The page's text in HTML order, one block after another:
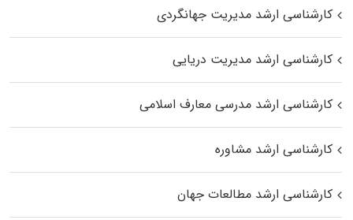
کارشناسی ارشد مدیریت جهانگردی
کارشناسی ارشد مدیریت دریایی
کارشناسی ارشد مدرسی معارف اسلامی
کارشناسی ارشد مشاوره
کارشناسی ارشد مطالعات جهان